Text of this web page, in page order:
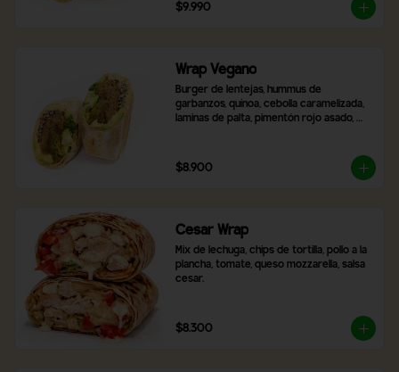
$9.990
Wrap Vegano
Burger de lentejas, hummus de
garbanzos, quínoa, cebolla caramelizada,
laminas de palta, pimentón rojo asado,
$8.900
Cesar Wrap
Mix de lechuga, chips de tortilla, pollo a la
plancha, tomate, queso mozzarella, salsa
cesar.
$8.300